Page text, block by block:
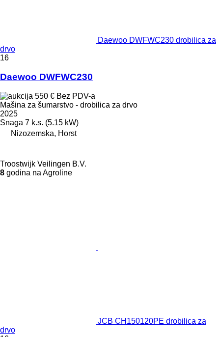
Daewoo DWFWC230 drobilica za
drvo
16
Daewoo DWFWC230
550 € Bez PDV-a
Mašina za šumarstvo - drobilica za drvo
2025
Snaga 7 k.s. (5.15 kW)
Nizozemska, Horst
Troostwijk Veilingen B.V.
8 godina na Agroline
JCB CH150120PE drobilica za
drvo